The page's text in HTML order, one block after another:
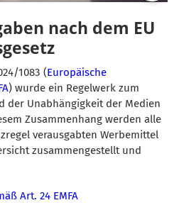
nach dem EU
1083 (Europäische
) wurde ein Regelwerk zum
der Unabhängigkeit der Medien
Zusammenhang werden alle
verausgabten Werbemittel
zusammengestellt und
Art. 24 EMFA